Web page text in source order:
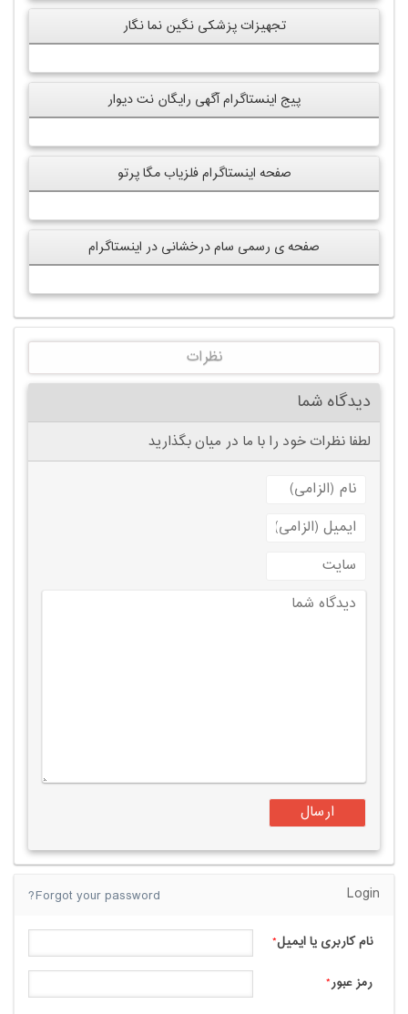
تجهیزات پزشکی نگین نما نگار
پیج اینستاگرام آگهی رایگان نت دیوار
صفحه اینستاگرام فلزیاب مگا پرتو
صفحه ی رسمی سام درخشانی در اینستاگرام
نظرات
دیدگاه شما
لطفا نظرات خود را با ما در میان بگذارید
Login
Forgot your password?
نام کاربری یا ایمیل*
رمز عبور*